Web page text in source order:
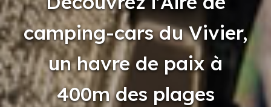
camping-cars du Vivier,
un havre de paix à
400m des plages